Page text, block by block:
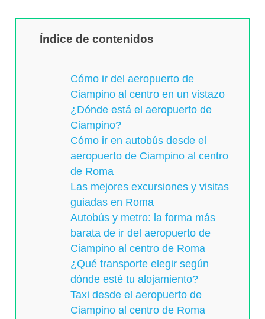
Índice de contenidos
Cómo ir del aeropuerto de
Ciampino al centro en un vistazo
¿Dónde está el aeropuerto de
Ciampino?
Cómo ir en autobús desde el
aeropuerto de Ciampino al centro
de Roma
Las mejores excursiones y visitas
guiadas en Roma
Autobús y metro: la forma más
barata de ir del aeropuerto de
Ciampino al centro de Roma
¿Qué transporte elegir según
dónde esté tu alojamiento?
Taxi desde el aeropuerto de
Ciampino al centro de Roma